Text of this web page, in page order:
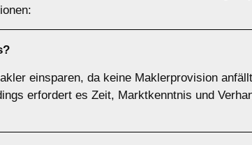
?
einsparen, da keine Maklerprovision
erfordert es Zeit, Marktkenntnis und